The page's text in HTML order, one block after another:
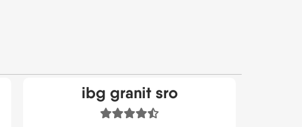
ibg granit sro